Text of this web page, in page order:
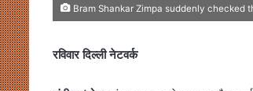
Bram Shankar Zimpa suddenly checked
रविवार दिल्ली नेटवर्क